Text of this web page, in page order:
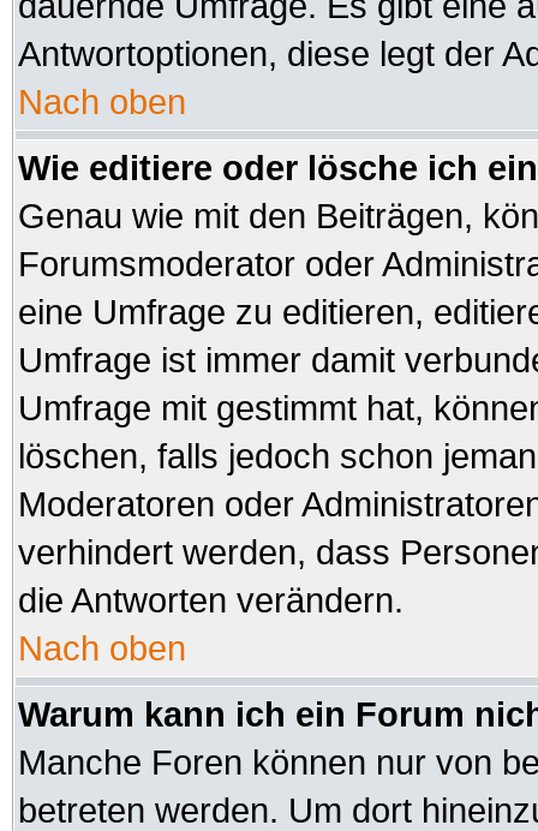
Antwortoptionen, diese legt der
Nach oben
Wie editiere oder lösche ich
Genau wie mit den Beiträgen,
Forumsmoderator oder
eine Umfrage zu editieren,
Umfrage ist immer damit
Umfrage mit gestimmt hat,
löschen, falls jedoch schon
Moderatoren oder
verhindert werden, dass
die Antworten verändern.
Nach oben
Warum kann ich ein Forum
Manche Foren können nur von
betreten werden. Um dort